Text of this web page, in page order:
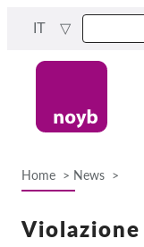
content
IT
Home News